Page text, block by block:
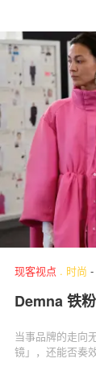
现客视点 . 时尚 -
Demna 铁
当事品牌的走向
镜」，还能否奏效